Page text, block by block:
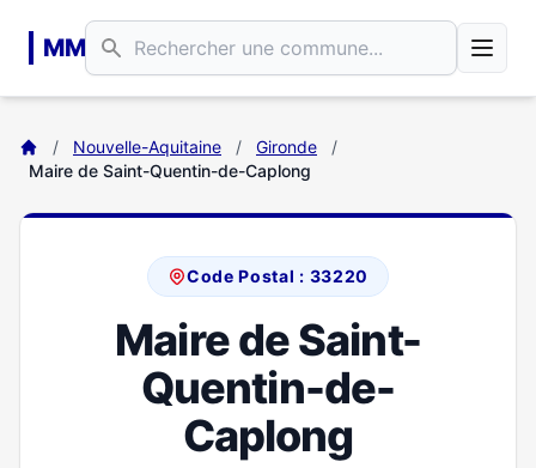
MM
/ Nouvelle-Aquitaine / Gironde
/
Maire de Saint-Quentin-de-Caplong
Code Postal : 33220
Maire de Saint-
Quentin-de-
Caplong